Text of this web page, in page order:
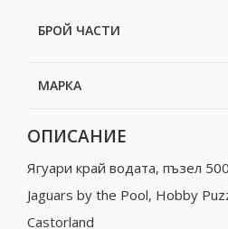
БРОЙ ЧАСТИ
МАРКА
ОПИСАНИЕ
Ягуари край водата, пъзел
Jaguars by the Pool, Hobby
Castorland